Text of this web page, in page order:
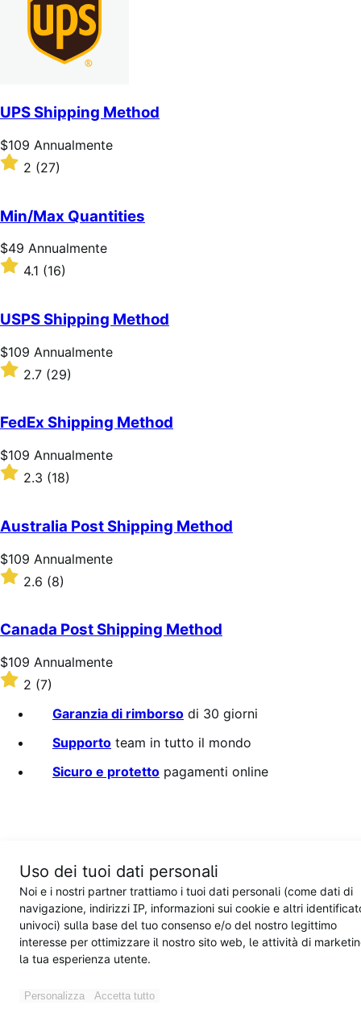
stelle
UPS Shipping Method
Prezzo
$109
Annualmente
$109 Annualmente
Valutato
2
5
stelle
2 (27)
Min/Max Quantities
Prezzo
$49
Annualmente
$49 Annualmente
Valutato
5
stelle
4.1 (16)
USPS Shipping Method
Prezzo
$109
Annualmente
$109 Annualmente
Valutato
2.7
5
stelle
2.7 (29)
FedEx Shipping Method
Prezzo
$109
Annualmente
$109 Annualmente
Valutato
5
stelle
2.3 (18)
Australia Post Shipping Method
Prezzo
$109
Annualmente
$109 Annualmente
Valutato
2.6
5
stelle
2.6 (8)
Canada Post Shipping Method
Prezzo
$109
Annualmente
$109 Annualmente
Valutato
stelle
2 (7)
Garanzia di rimborso di 30 giorni
Supporto team in tutto il mondo
Sicuro e protetto pagamenti online
Sell
WooCommerce
WooCommerce pricing
No-code customization
Uso dei tuoi dati personali
Noi e i nostri partner trattiamo i tuoi dati personali (come dati di
navigazione, indirizzi IP, informazioni sui cookie e altri
univoci) sulla base del tuo consenso e/o del nostro legittimo
interesse per ottimizzare il nostro sito web, le attività di
la tua esperienza utente.
Personalizza Accetta tutto